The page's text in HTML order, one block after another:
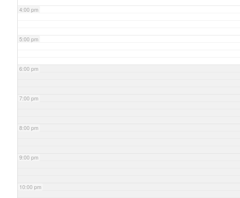
4:00 pm
5:00 pm
6:00 pm
7:00 pm
8:00 pm
9:00 pm
10:00 pm